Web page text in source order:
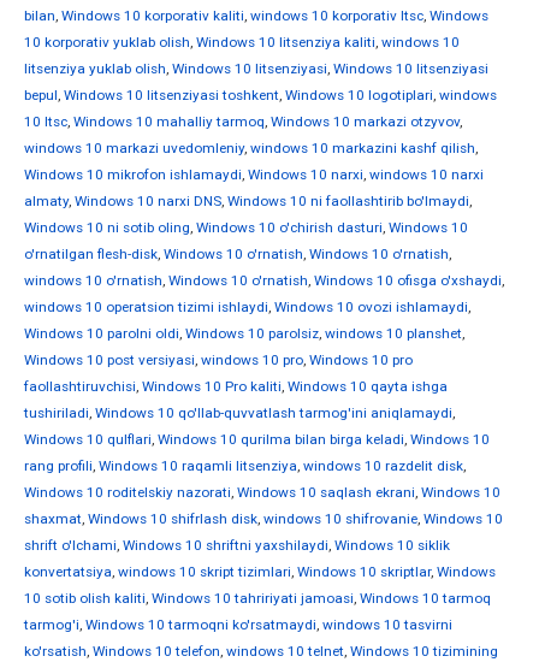
bilan, Windows 10 korporativ kaliti, windows 10 korporativ ltsc, Windows
10 korporativ yuklab olish, Windows 10 litsenziya kaliti, windows 10
litsenziya yuklab olish, Windows 10 litsenziyasi, Windows 10 litsenziyasi
bepul, Windows 10 litsenziyasi toshkent, Windows 10 logotiplari, windows
10 ltsc, Windows 10 mahalliy tarmoq, Windows 10 markazi otzyvov,
windows 10 markazi uvedomleniy, windows 10 markazini kashf qilish,
Windows 10 mikrofon ishlamaydi, Windows 10 narxi, windows 10 narxi
almaty, Windows 10 narxi DNS, Windows 10 ni faollashtirib bo'lmaydi,
Windows 10 ni sotib oling, Windows 10 o'chirish dasturi, Windows 10
o'rnatilgan flesh-disk, Windows 10 o'rnatish, Windows 10 o'rnatish,
windows 10 o'rnatish, Windows 10 o'rnatish, Windows 10 ofisga o'xshaydi,
windows 10 operatsion tizimi ishlaydi, Windows 10 ovozi ishlamaydi,
Windows 10 parolni oldi, Windows 10 parolsiz, windows 10 planshet,
Windows 10 post versiyasi, windows 10 pro, Windows 10 pro
faollashtiruvchisi, Windows 10 Pro kaliti, Windows 10 qayta ishga
tushiriladi, Windows 10 qo'llab-quvvatlash tarmog'ini aniqlamaydi,
Windows 10 qulflari, Windows 10 qurilma bilan birga keladi, Windows 10
rang profili, Windows 10 raqamli litsenziya, windows 10 razdelit disk,
Windows 10 roditelskiy nazorati, Windows 10 saqlash ekrani, Windows 10
shaxmat, Windows 10 shifrlash disk, windows 10 shifrovanie, Windows 10
shrift o'lchami, Windows 10 shriftni yaxshilaydi, Windows 10 siklik
konvertatsiya, windows 10 skript tizimlari, Windows 10 skriptlar, Windows
10 sotib olish kaliti, Windows 10 tahririyati jamoasi, Windows 10 tarmoq
tarmog'i, Windows 10 tarmoqni ko'rsatmaydi, windows 10 tasvirni
ko'rsatish, Windows 10 telefon, windows 10 telnet, Windows 10 tizimining